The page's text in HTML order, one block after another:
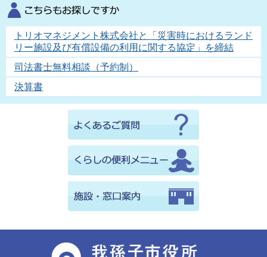
トリオマネジメント株式会社と「災害時におけるランド
リー施設及び有償設備の利用に関する協定」を締結
司法書士無料相談（予約制）
決算書